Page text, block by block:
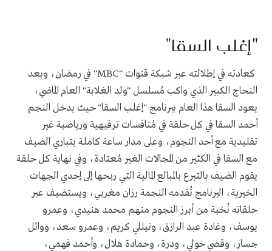
إغلب السقا"
كعادته في إطلالته عبر شبكة قنوات"MBC"في رمضان، وبعد
النحاج الكبير الذي واكب مُسلسل "ولد الغلابة" العام الماضي،
يعود السقا هذا العام ببرنامج "إغلب السقا" حيث يدخل النجم
أحمد السقا في كل حلقة في مُنافسات ترفيهية ورياضية غير
تقليدية مع أحد النجوم، وعلى مدار ساعة كاملة يتباري الضيف
مع السقا في الكثير من المجالات الغير مُعتادة، وفي نهاية كل حلقة
يقوم الضيف بالتبرع بالمبالع المالية التي ربحها إلى إحدي الجهات
الخيرية، البرنامج تُقدمه النجمة رزان مغربي، ويستضيف عبر
حلقاته نُخبة من أبرز النجوم منهم محمد هنيدي، وعمرو
يوسف، وغادة عبد الرازق، ونيللي كريم، وعمرو سعد، ووائل
جسار، وقصي خولي، ودرة، وحمادة هلال، وأحمد فهمي،